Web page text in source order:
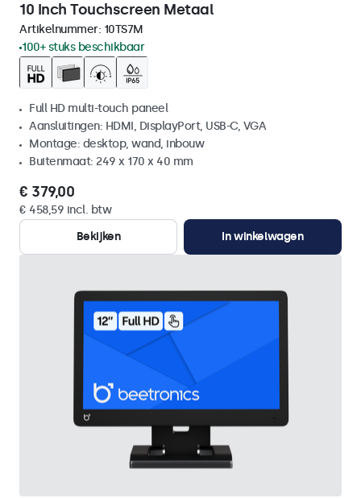
10 Inch Touchscreen Metaal
Artikelnummer: 10TS7M
100+ stuks beschikbaar
Full HD multi-touch paneel
Aansluitingen: HDMI, DisplayPort, USB-C, VGA
Montage: desktop, wand, inbouw
Buitenmaat: 249 x 170 x 40 mm
€ 379,00
€ 458,59 incl. btw
Bekijken
In winkelwagen